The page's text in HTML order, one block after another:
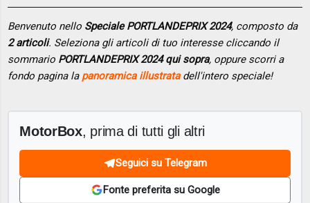
Benvenuto nello Speciale PORTLANDEPRIX 2024, composto da
2 articoli. Seleziona gli articoli di tuo interesse cliccando il
sommario PORTLANDEPRIX 2024 qui sopra, oppure scorri a
fondo pagina la panoramica illustratadell'intero speciale!
MotorBox, prima di tutti gli altri
Seguici su Telegram
Fonte preferita su Google